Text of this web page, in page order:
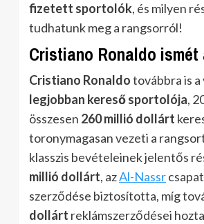
fizetett sportolók, és milyen
tudhatunk meg a rangsorról!
Cristiano Ronaldo
Cristiano Ronaldotovábbra is a
legjobban kereső sportolója,
összesen 260 millió dollárt
toronymagasan vezeti a
klasszis bevételeinek jelentős
millió dollárt, azAl-Nassr
szerződése biztosította, míg
dollárt reklámszerződései